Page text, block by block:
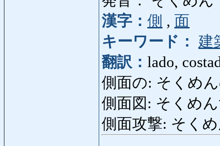
漢字： 側 , 面
キーワード：
建
翻訳： lado,
側面の: そくめん
側面図: そくめ
側面攻撃: そく